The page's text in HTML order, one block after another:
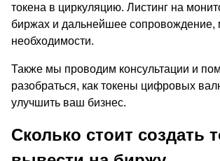
токена в циркуляцию. Листинг на
биржах и дальнейшее сопровождение,
необходимости.
Также мы проводим консультации и
разобраться, как токены цифровых
улучшить ваш бизнес.
Сколько стоит создать